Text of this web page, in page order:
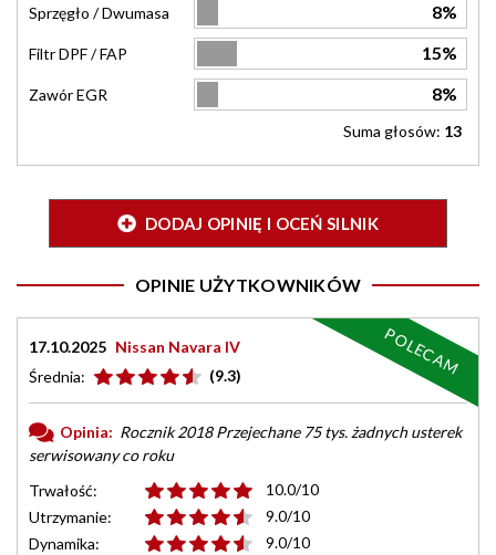
Sprzęgło / Dwumasa 8%
Filtr DPF / FAP 15%
Zawór EGR 8%
Suma głosów: 13
DODAJ OPINIĘ I OCEŃ SILNIK
OPINIE UŻYTKOWNIKÓW
17.10.2025 Nissan Navara IV
Średnia:
(9.3)
Opinia: Rocznik 2018 Przejechane 75 tys. żadnych usterek
serwisowany co roku
Trwałość:
10.0/10
Utrzymanie:
9.0/10
Dynamika:
9.0/10
POLECAM